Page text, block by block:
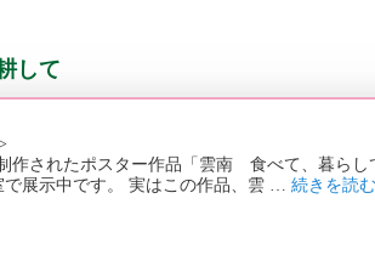
して
れたポスター作品「雲南 食べて、暮らし
で展示中です。 実はこの作品、雲 … 続きを読む